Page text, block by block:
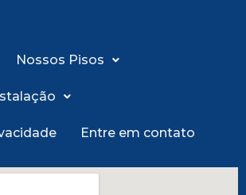
Nossos Pisos
Entre em contato